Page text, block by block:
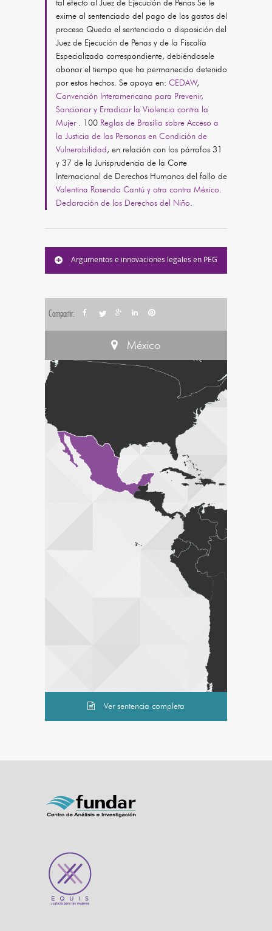
tal efecto al Juez de Ejecución de Penas Se le
exime al sentenciado del pago de los gastos del
proceso Queda el sentenciado a disposición del
Juez de Ejecución de Penas y de la Fiscalía
Especializada correspondiente, debiéndosele
abonar el tiempo que ha permanecido detenido
por estos hechos. Se apoya en: CEDAW,
Convención Interamericana para Prevenir,
Sancionar y Erradicar la Violencia contra la
Mujer . 100 Reglas de Brasilia sobre Acceso a
la Justicia de las Personas en Condición de
Vulnerabilidad, en relación con los párrafos 31
y 37 de la Jurisprudencia de la Corte
Internacional de Derechos Humanos del fallo de
Valentina Rosendo Cantú y otra contra México.
Declaración de los Derechos del Niño.
Argumentos e innovaciones legales en PEG
Compartir:
México
Ver sentencia completa